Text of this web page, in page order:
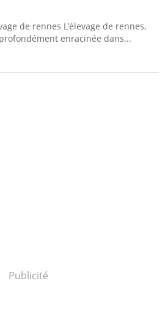
de rennes L’élevage de rennes,
enracinée dans...
Publicité